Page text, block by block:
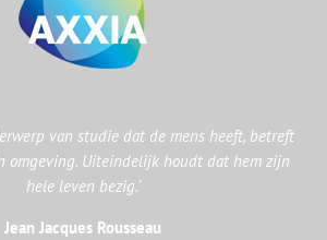
van studie dat de mens heeft, betreft
omgeving. Uiteindelijk houdt dat hem zijn
hele leven bezig.’
Jean Jacques Rousseau